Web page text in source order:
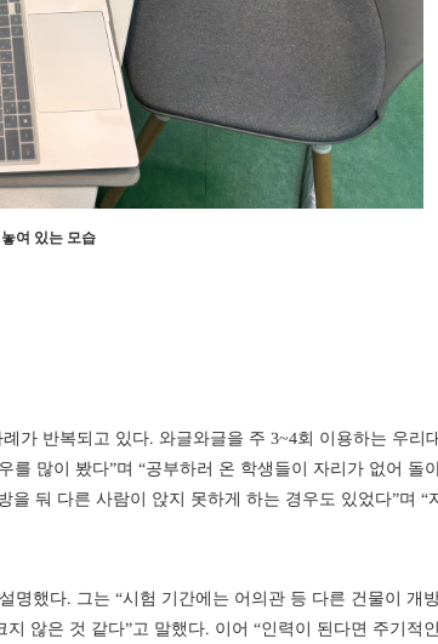
여 있는 모습
가 반복되고 있다. 와글와글을 주 3~4회 이용하는 우리
를 많이 봤다”며 “공부하러 온 학생들이 자리가 없어 돌
둬 다른 사람이 앉지 못하게 하는 경우도 있었다”며 “
했다. 그는 “시험 기간에는 어의관 등 다른 건물이 개
않은 것 같다”고 말했다. 이어 “인력이 된다면 주기적